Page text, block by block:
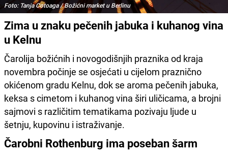
Foto: Tanja Cotoaga / Božićni market u Berlinu
Zima u znaku pečenih jabuka i kuhanog vina
u Kelnu
Čarolija božićnih i novogodišnjih praznika od kraja
novembra počinje se osjećati u cijelom praznično
okićenom gradu Kelnu, dok se aroma pečenih jabuka,
keksa s cimetom i kuhanog vina širi uličicama, a brojni
sajmovi s različitim tematikama pozivaju ljude u
šetnju, kupovinu i istraživanje.
Čarobni Rothenburg ima poseban šarm